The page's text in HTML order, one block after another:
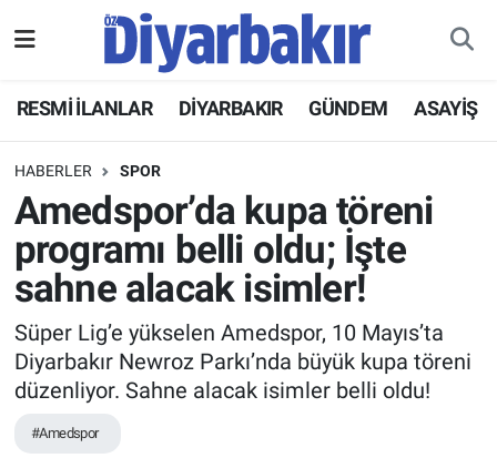
RESMİ İLANLAR DİYARBAKIR GÜNDEM ASAYİŞ
HABERLER SPOR
Amedspor’da kupa töreni
programı belli oldu; İşte
sahne alacak isimler!
Süper Lig’e yükselen Amedspor, 10 Mayıs’ta
Diyarbakır Newroz Parkı’nda büyük kupa töreni
düzenliyor. Sahne alacak isimler belli oldu!
#Amedspor
ASAYİŞ
DİYARBAKIR
EKONOMİ
BÖLGE
DÜNYA
Hava Durumu
Namaz Vakitleri
Trafik Durumu
Tüm Manşetler
Son Dakika Haberleri